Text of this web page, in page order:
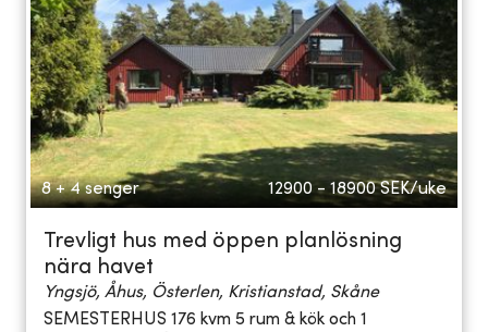
8 + 4 senger 12900 - 18900 SEK/uke
Trevligt hus med öppen planlösning
nära havet
Yngsjö, Åhus, Österlen, Kristianstad, Skåne
SEMESTERHUS 176 kvm 5 rum & kök och 1